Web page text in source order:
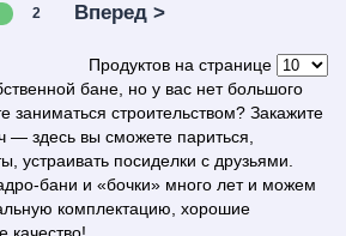
2 Вперед >
Продуктов на странице
бане, но у вас нет большого
заниматься строительством? Закажите
— здесь вы сможете париться,
устраивать посиделки с друзьями.
бани и «бочки» много лет и можем
комплектацию, хорошие